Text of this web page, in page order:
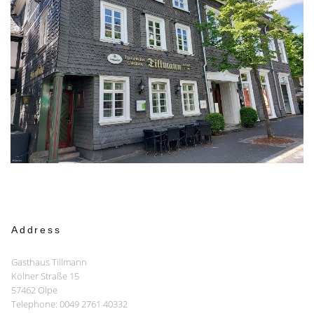
Address
Gasthaus Tillmann
Kölner Straße 15
57462 Olpe
Telephone: 0049 2761 40332